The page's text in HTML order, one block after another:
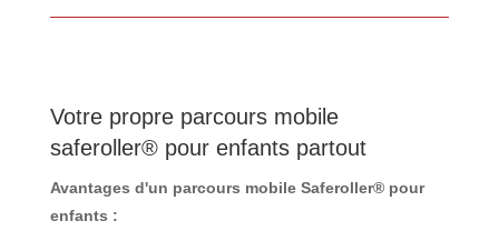
Votre propre parcours mobile
saferoller® pour enfants partout
Avantages d'un parcours mobile Saferoller® pour
enfants :